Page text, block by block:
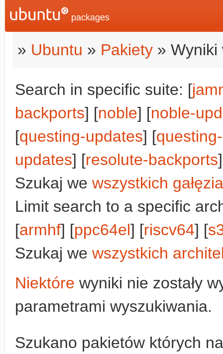
packages
» Ubuntu » Pakiety » Wyniki
Search in specific suite: [
backports] [noble] [noble-
[questing-updates] [
updates] [resolute-backports
Szukaj we wszystkich
Limit search to a specific
[armhf] [ppc64el] [riscv64] [
Szukaj we wszystkich
Niektóre wyniki nie zostały
parametrami wyszukiwania.
Szukano pakietów których